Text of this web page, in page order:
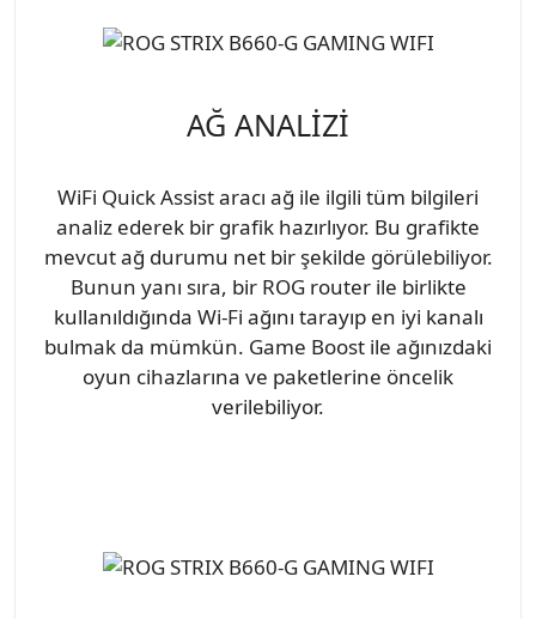
AĞ ANALİZİ
WiFi Quick Assist aracı ağ ile ilgili tüm bilgileri
analiz ederek bir grafik hazırlıyor. Bu grafikte
mevcut ağ durumu net bir şekilde görülebiliyor.
Bunun yanı sıra, bir ROG router ile birlikte
kullanıldığında Wi-Fi ağını tarayıp en iyi kanalı
bulmak da mümkün. Game Boost ile ağınızdaki
oyun cihazlarına ve paketlerine öncelik
verilebiliyor.